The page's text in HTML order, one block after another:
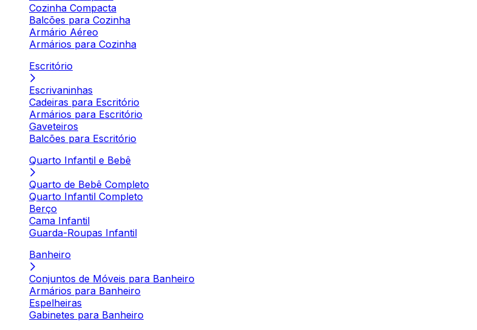
Cozinha Compacta
Balcões para Cozinha
Armário Aéreo
Armários para Cozinha
Escritório
Escrivaninhas
Cadeiras para Escritório
Armários para Escritório
Gaveteiros
Balcões para Escritório
Quarto Infantil e Bebê
Quarto de Bebê Completo
Quarto Infantil Completo
Berço
Cama Infantil
Guarda-Roupas Infantil
Banheiro
Conjuntos de Móveis para Banheiro
Armários para Banheiro
Espelheiras
Gabinetes para Banheiro